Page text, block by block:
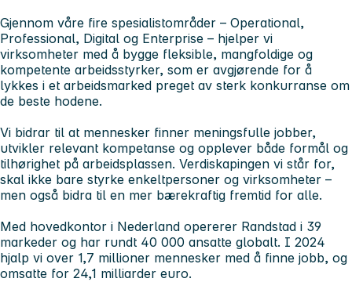
Gjennom våre fire spesialistområder – Operational,
Professional, Digital og Enterprise – hjelper vi
virksomheter med å bygge fleksible, mangfoldige og
kompetente arbeidsstyrker, som er avgjørende for å
lykkes i et arbeidsmarked preget av sterk konkurranse om
de beste hodene.
Vi bidrar til at mennesker finner meningsfulle jobber,
utvikler relevant kompetanse og opplever både formål og
tilhørighet på arbeidsplassen. Verdiskapingen vi står for,
skal ikke bare styrke enkeltpersoner og virksomheter –
men også bidra til en mer bærekraftig fremtid for alle.
Med hovedkontor i Nederland opererer Randstad i 39
markeder og har rundt 40 000 ansatte globalt. I 2024
hjalp vi over 1,7 millioner mennesker med å finne jobb, og
omsatte for 24,1 milliarder euro.